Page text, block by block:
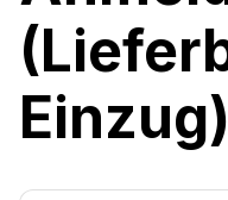
Einzug)